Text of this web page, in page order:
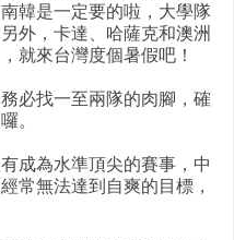
韓是一定要的啦，大學隊
外，卡達、哈薩克和澳洲
就來台灣度個暑假吧！
必找一至兩隊的肉腳，確
。
成為水準頂尖的賽事，中
常無法達到自爽的目標，